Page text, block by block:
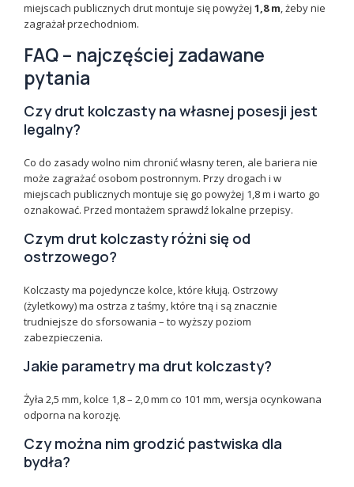
miejscach publicznych drut montuje się powyżej1,8 m, żeby nie
zagrażał przechodniom.
FAQ – najczęściej zadawane
pytania
Czy drut kolczasty na własnej posesji jest
legalny?
Co do zasady wolno nim chronić własny teren, ale bariera nie
może zagrażać osobom postronnym. Przy drogach i w
miejscach publicznych montuje się go powyżej 1,8 m i warto go
oznakować. Przed montażem sprawdź lokalne przepisy.
Czym drut kolczasty różni się od
ostrzowego?
Kolczasty ma pojedyncze kolce, które kłują. Ostrzowy
(żyletkowy) ma ostrza z taśmy, które tną i są znacznie
trudniejsze do sforsowania – to wyższy poziom
zabezpieczenia.
Jakie parametry ma drut kolczasty?
Żyła 2,5 mm, kolce 1,8 – 2,0 mm co 101 mm, wersja ocynkowana
odporna na korozję.
Czy można nim grodzić pastwiska dla
bydła?